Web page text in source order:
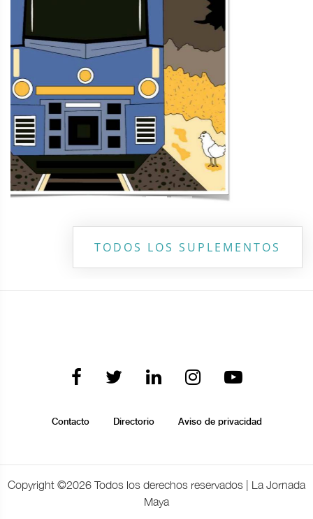
TODOS LOS SUPLEMENTOS
Contacto Directorio Aviso de privacidad
Copyright ©2026 Todos los derechos reservados | La Jornada
Maya